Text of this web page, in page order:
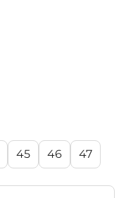
45 46 47